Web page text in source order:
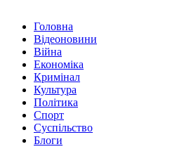
Головна
Відеоновини
Війна
Економіка
Кримінал
Культура
Політика
Спорт
Суспільство
Блоги